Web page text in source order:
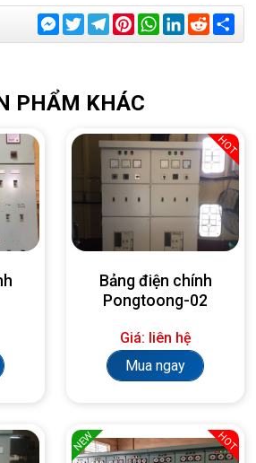
Messenger
TwitterTelegram
Pinterest
WhatsApp
LinkedIn
Reddit
PHẨM KHÁC
HOT
Bảng điện chính
Pongtoong-02
Giá: liên hệ
Mua ngay
NEW HOT